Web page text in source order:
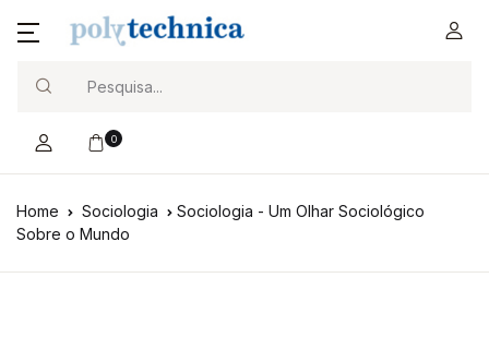
0
Home Sociologia
Sociologia - Um Olhar Sociológico
Sobre o Mundo